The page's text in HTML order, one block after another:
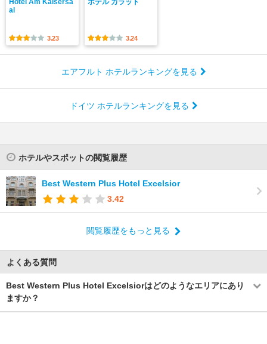
Hotel Am Kaisersa
al
3.23
ホテル カラット
3.24
エアフルト ホテルランキングを見る
ドイツ ホテルランキングを見る
ホテルやスポットの閲覧履歴
Best Western Plus Hotel Excelsior
3.42
閲覧履歴をもっと見る
よくある質問
Best Western Plus Hotel Excelsiorはどのようなエリアにあり
ますか？